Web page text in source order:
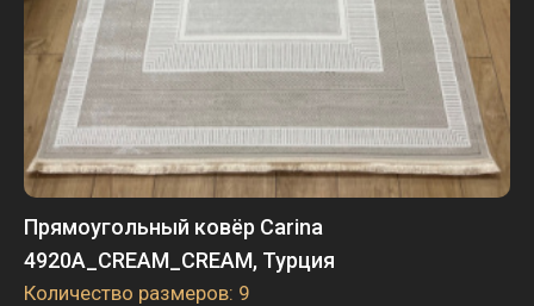
Прямоугольный ковёр Carina
4920A_CREAM_CREAM, Турция
Количество размеров: 9